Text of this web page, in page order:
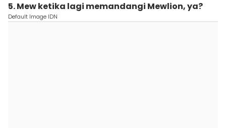
5. Mew ketika lagi memandangi Mewlion, ya?
Default Image IDN